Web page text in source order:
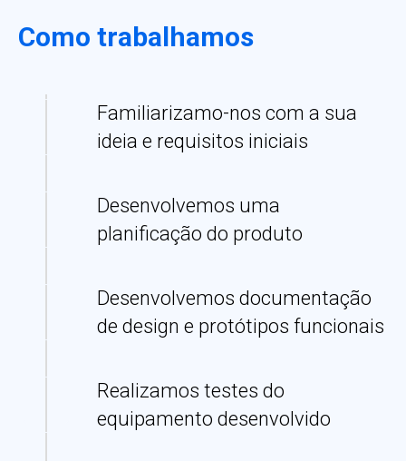
Como trabalhamos
Familiarizamo-nos com a sua
ideia e requisitos iniciais
Desenvolvemos uma
planificação do produto
Desenvolvemos documentação
de design e protótipos funcionais
Realizamos testes do
equipamento desenvolvido